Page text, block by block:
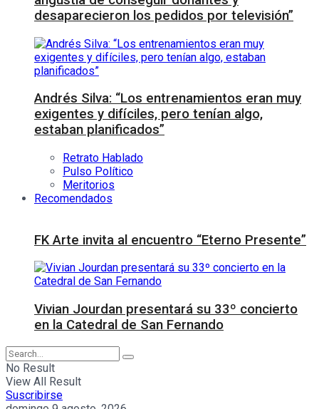
desaparecieron los pedidos por televisión”
Andrés Silva: “Los entrenamientos eran muy
exigentes y difíciles, pero tenían algo,
estaban planificados”
Retrato Hablado
Pulso Político
Meritorios
Recomendados
FK Arte invita al encuentro “Eterno Presente”
Vivian Jourdan presentará su 33º concierto
en la Catedral de San Fernando
No Result
View All Result
Suscribirse